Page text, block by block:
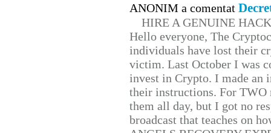
ANONIM a comentat
HIRE A GENUINE
Hello everyone, The
individuals have lost their
victim. Last October I was
invest in Crypto. I made
their instructions. For TWO
them all day, but I got no
broadcast that teaches on